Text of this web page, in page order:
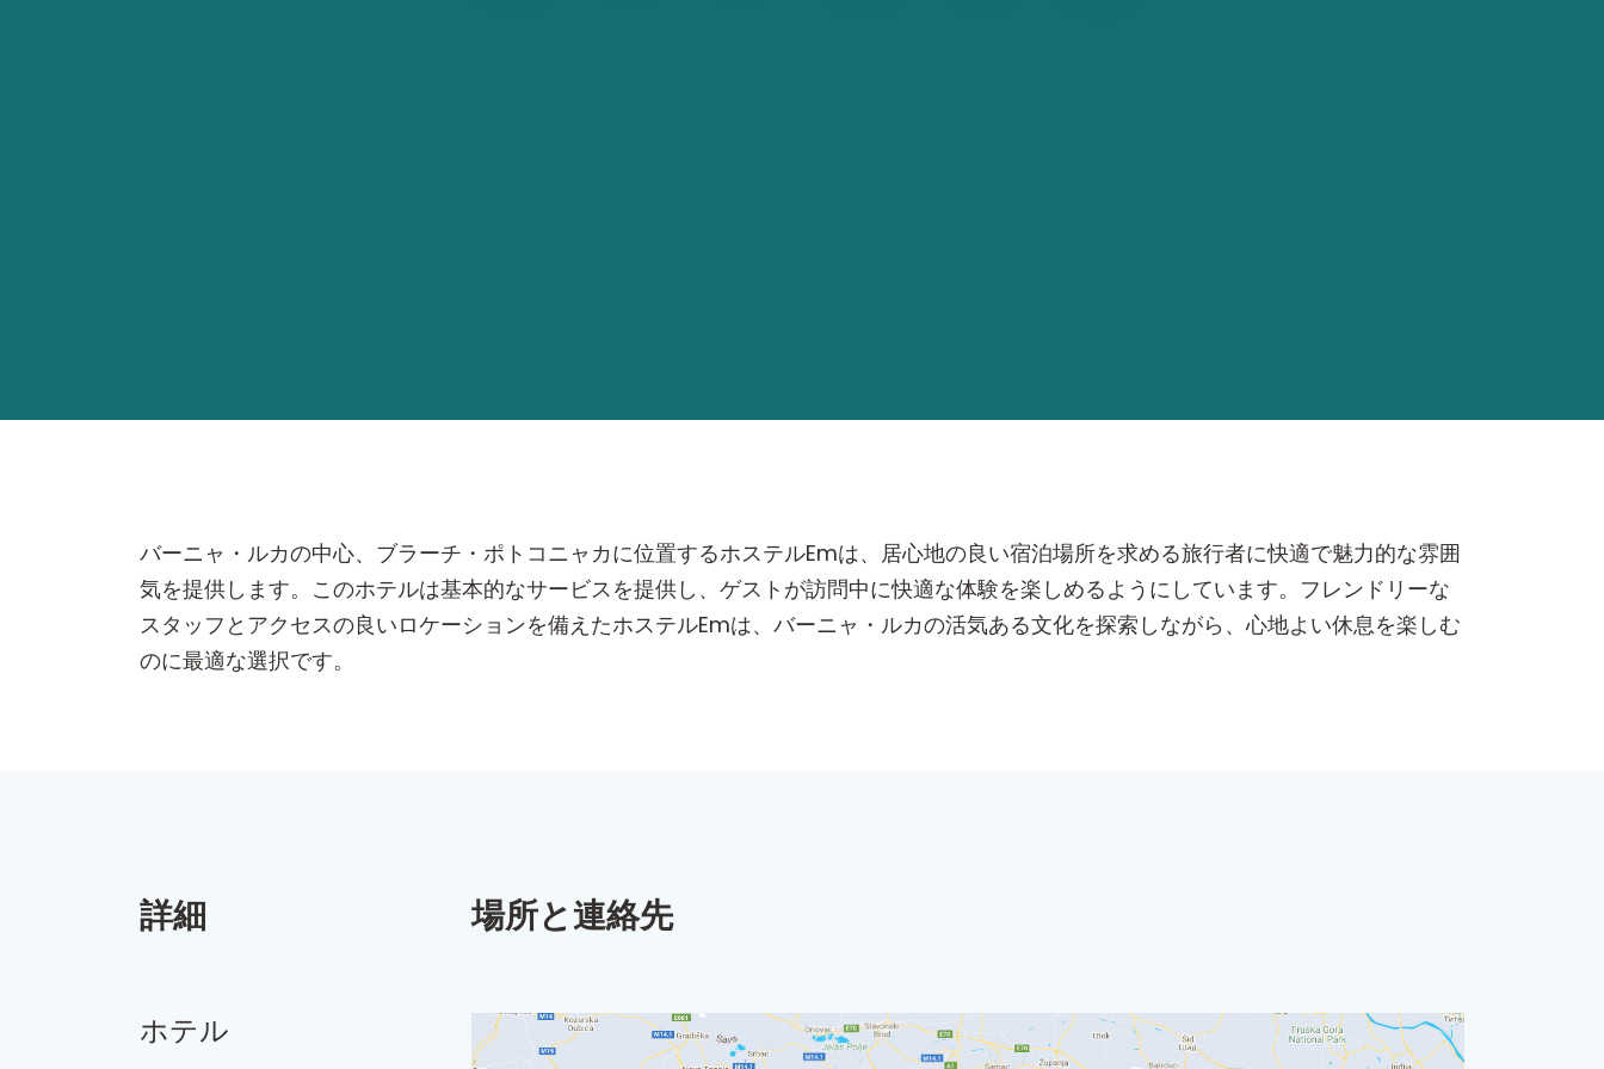
バーニャ・ルカの中心、ブラーチ・ポトコニャカに位置するホステルEmは、居心地の良い宿泊場所を求める旅行者に快適で魅力的な雰囲
気を提供します。このホテルは基本的なサービスを提供し、ゲストが訪問中に快適な体験を楽しめるようにしています。フレンドリーな
スタッフとアクセスの良いロケーションを備えたホステルEmは、バーニャ・ルカの活気ある文化を探索しながら、心地よい休息を楽しむ
のに最適な選択です。
詳細
ホテル
場所と連絡先